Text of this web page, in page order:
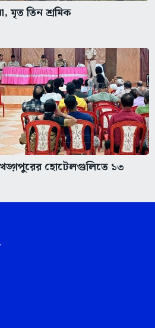
মৃত তিন শ্রমিক
হোটেলগুলিতে ১৩